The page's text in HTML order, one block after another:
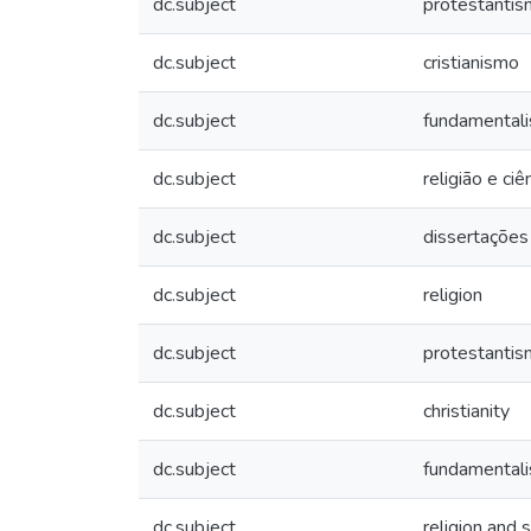
dc.subject cristianismo
dc.subject
dc.subject religião e
dc.subject dissertações
dc.subject religion
dc.subject
dc.subject christianity
dc.subject